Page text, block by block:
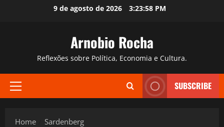
9 de agosto de 2026 3:23:59 PM
Arnobio Rocha
Reflexões sobre Política, Economia e Cultura.
Primary
SUBSCRIBE
Home Sardenberg